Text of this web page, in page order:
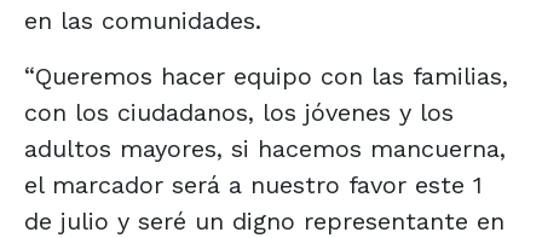
en las comunidades.
“Queremos hacer equipo con las familias,
con los ciudadanos, los jóvenes y los
adultos mayores, si hacemos mancuerna,
el marcador será a nuestro favor este 1
de julio y seré un digno representante en